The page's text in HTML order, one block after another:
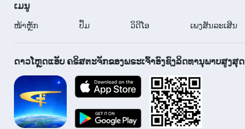
​ເມ​ນູ
​ໜ້າຫຼັກ ປຶ້ມ ວິ​ດີ​ໂອ ເພງສັນລະເສີນ
ດາວໂຫຼດແອັບ ຄຣິສຕະຈັກຂອງພຣະເຈົ້າອົງຊົງລິດທານຸພາບສູງສຸດ